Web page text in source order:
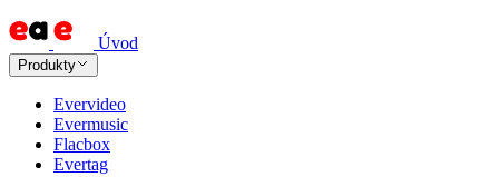
Úvod
Produkty
Evervideo
Evermusic
Flacbox
Evertag